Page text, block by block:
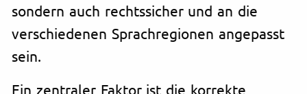
sondern auch rechtssicher und an die
verschiedenen Sprachregionen angepasst
sein.
Ein zentraler Faktor ist die korrekte